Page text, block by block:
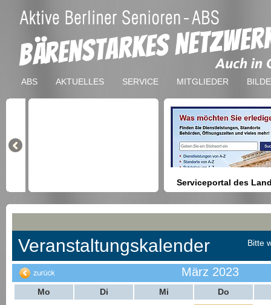
ABS AKTUELLES SERVICE MITGLIEDER
Serviceportal des
Berlin
Anmeldung bei Ämtern usw.
Veranstaltungskalender Bitte
März 2023
Mo Di Mi Do